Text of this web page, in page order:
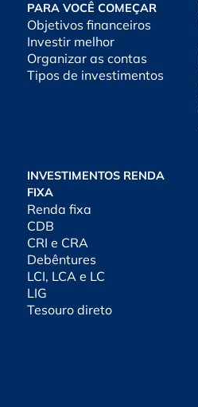
PARA VOCÊ COMEÇAR
Objetivos financeiros
Investir melhor
Organizar as contas
Tipos de investimentos
INVESTIMENTOS RENDA
FIXA
Renda fixa
CDB
CRI e CRA
Debêntures
LCI, LCA e LC
LIG
Tesouro direto